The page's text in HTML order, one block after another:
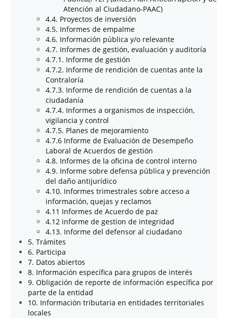
Atención al Ciudadano-PAAC)
4.4. Proyectos de inversión
4.5. Informes de empalme
4.6. Información pública y/o relevante
4.7. Informes de gestión, evaluación y auditoría
4.7.1. Informe de gestión
4.7.2. Informe de rendición de cuentas ante la
Contraloría
4.7.3. Informe de rendición de cuentas a la
ciudadanía
4.7.4. Informes a organismos de inspección,
vigilancia y control
4.7.5. Planes de mejoramiento
4.7.6 Informe de Evaluación de Desempeño
Laboral de Acuerdos de gestión
4.8. Informes de la oficina de control interno
4.9. Informe sobre defensa pública y prevención
del daño antijurídico
4.10. Informes trimestrales sobre acceso a
información, quejas y reclamos
4.11 Informes de Acuerdo de paz
4.12 informe de gestion de integridad
4.13. Informe del defensor al ciudadano
5. Trámites
6. Participa
7. Datos abiertos
8. Información específica para grupos de interés
9. Obligación de reporte de información específica por
parte de la entidad
10. Información tributaria en entidades territoriales
locales